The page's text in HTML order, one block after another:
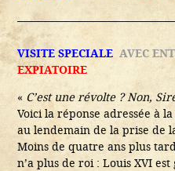
sur 5
basé sur
notations
client
VISITE SPECIALE AVEC
EXPIATOIRE
« C’est une révolte ? Non,
Voici la réponse adressée à
au lendemain de la prise de
Moins de quatre ans plus
n’a plus de roi : Louis XVI